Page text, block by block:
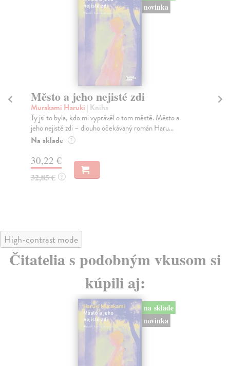
novinka
Město a jeho nejisté zdi
Murakami Haruki | Kniha
Ty jsi to byla, kdo mi vyprávěl o tom městě. Město a
jeho nejisté zdi – dlouho očekávaný román Haru...
Na sklade ?
30,22 €
32,85 € ?
High-contrast mode
Čitatelia s podobným vkusom si
kúpili aj:
na sklade
novinka